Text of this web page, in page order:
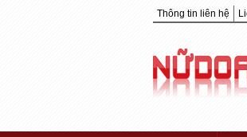
Thông tin liên hệ